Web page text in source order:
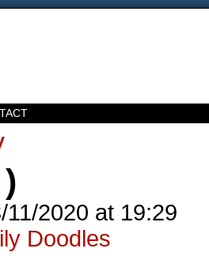
11/2020 at 19:29
Doodles